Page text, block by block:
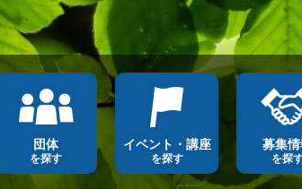
団体
を探す
イベント・講座
を探す
募集情
を探